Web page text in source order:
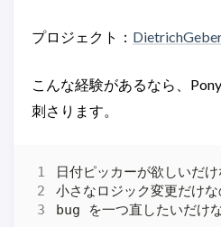
プロジェクト：
こんな経験があるなら、
刺さります。